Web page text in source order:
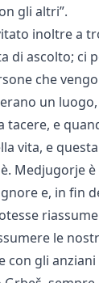
gli altri”.
inoltre a
di ascolto; ci
che
un
tacere, e
vita, e
Medjugorje
e, in fin
le
con gli